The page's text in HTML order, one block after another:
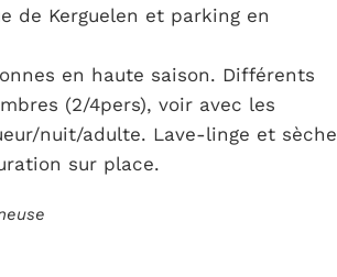
de Kerguelen et parking en
en haute saison. Différents
(2/4pers), voir avec les
nuit/adulte. Lave-linge et sèche
sur place.